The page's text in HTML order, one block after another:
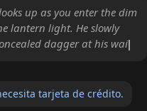
up as you enter the dim
lantern light. He slowly
dagger at his waist.